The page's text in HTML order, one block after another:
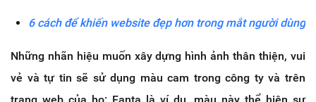
6 cách để khiến website đẹp hơn trong mắt người dùng
Những nhãn hiệu muốn xây dựng hình ảnh thân thiện, vui
vẻ và tự tin sẽ sử dụng màu cam trong công ty và trên
trang web của họ: Fanta là ví dụ, màu này thể hiện sự